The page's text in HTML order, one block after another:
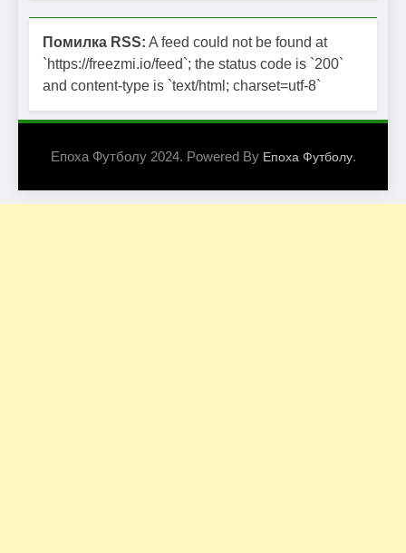
Помилка RSS: A feed could not be found at
`https://freezmi.io/feed`; the status code is `200`
and content-type is `text/html; charset=utf-8`
Епоха Футболу 2024. Powered By Епоха Футболу.